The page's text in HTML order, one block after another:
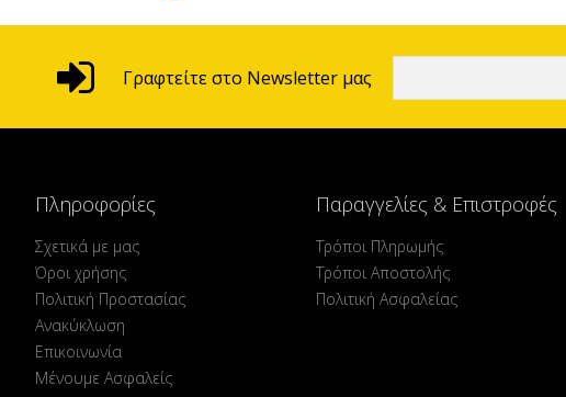
Γραφτείτε στο Newsletter μας
Πληροφορίες
Σχετικά με μας
Όροι χρήσης
Πολιτική Προστασίας
Ανακύκλωση
Επικοινωνία
Μένουμε Ασφαλείς
Παραγγελίες & Επιστροφές
Τρόποι Πληρωμής
Τρόποι Αποστολής
Πολιτική Ασφαλείας